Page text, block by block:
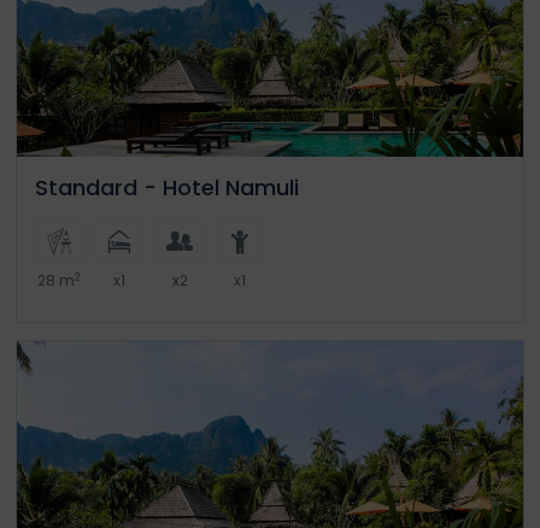
Standard - Hotel Namuli
28 m2 x1 x2 x1